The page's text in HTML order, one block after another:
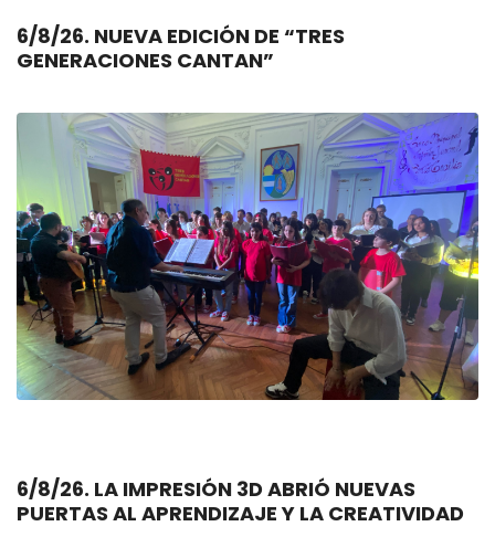
6/8/26. NUEVA EDICIÓN DE “TRES
GENERACIONES CANTAN”
6/8/26. LA IMPRESIÓN 3D ABRIÓ NUEVAS
PUERTAS AL APRENDIZAJE Y LA CREATIVIDAD